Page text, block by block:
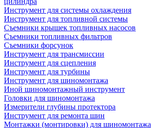
Инструмент для системы охлаждения
Инструмент для топливной системы
Съемники крышек топливных насосов
Съемники топливных фильтров
Съемники форсунок
Инструмент для трансмиссии
Инструмент для сцепления
Инструмент для турбины
Инструмент для шиномонтажа
Иной шиномонтажный инструмент
Головки для шиномонтажа
Измерители глубины протектора
Инструмент для ремонта шин
Монтажки (монтировки) для шиномонтажа